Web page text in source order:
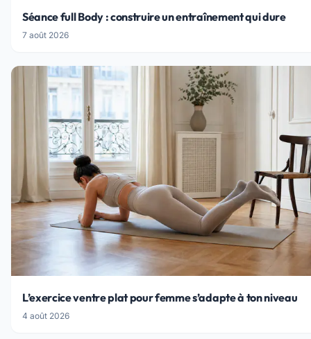
Séance full Body : construire un entraînement qui dure
7 août 2026
L’exercice ventre plat pour femme s’adapte à ton niveau
4 août 2026